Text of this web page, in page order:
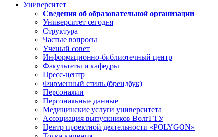
Университет
Сведения об образовательной организации
Университет сегодня
Структура
Частые вопросы
Ученый совет
Информационно-библиотечный центр
Факультеты и кафедры
Пресс-центр
Фирменный стиль (брендбук)
Персоналии
Персональные данные
Медицинские услуги университета
Ассоциация выпускников ВолгГТУ
Центр проектной деятельности «POLYGON»